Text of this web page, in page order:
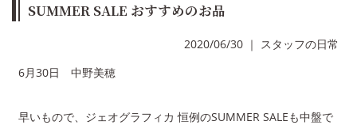
SUMMER SALE おすすめのお品
2020/06/30 ｜ スタッフの日常
6月30日 中野美穂
早いもので、ジェオグラフィカ 恒例のSUMMER SALEも中盤で